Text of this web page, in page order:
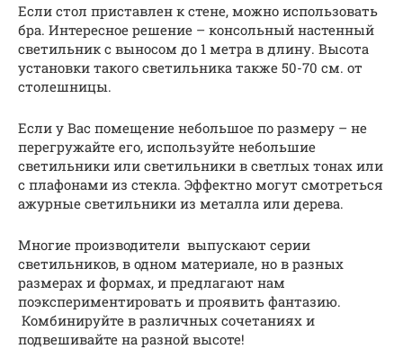
Если стол приставлен к стене, можно использовать
бра. Интересное решение – консольный настенный
светильник с выносом до 1 метра в длину. Высота
установки такого светильника также 50-70 см. от
столешницы.
Если у Вас помещение небольшое по размеру – не
перегружайте его, используйте небольшие
светильники или светильники в светлых тонах или
с плафонами из стекла. Эффектно могут смотреться
ажурные светильники из металла или дерева.
Многие производители выпускают серии
светильников, в одном материале, но в разных
размерах и формах, и предлагают нам
поэкспериментировать и проявить фантазию.
Комбинируйте в различных сочетаниях и
подвешивайте на разной высоте!